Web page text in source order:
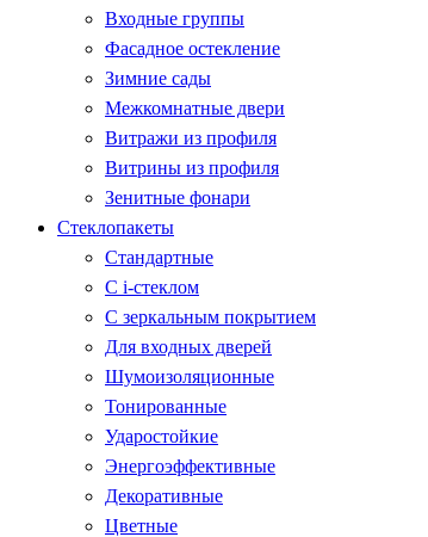
Входные группы
Фасадное остекление
Зимние сады
Межкомнатные двери
Витражи из профиля
Витрины из профиля
Зенитные фонари
Стеклопакеты
Стандартные
С i-стеклом
С зеркальным покрытием
Для входных дверей
Шумоизоляционные
Тонированные
Ударостойкие
Энергоэффективные
Декоративные
Цветные